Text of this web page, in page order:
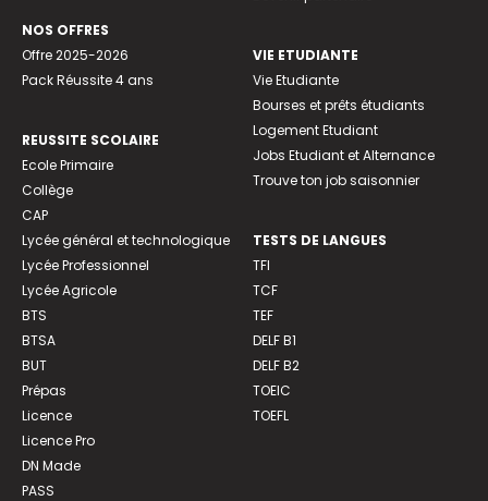
NOS OFFRES
Offre 2025-2026
Pack Réussite 4 ans
REUSSITE SCOLAIRE
Ecole Primaire
Collège
CAP
Lycée général et technologique
Lycée Professionnel
Lycée Agricole
BTS
BTSA
BUT
Prépas
Licence
Licence Pro
DN Made
PASS
VIE ETUDIANTE
Vie Etudiante
Bourses et prêts étudiants
Logement Etudiant
Jobs Etudiant et Alternance
Trouve ton job saisonnier
TESTS DE LANGUES
TFI
TCF
TEF
DELF B1
DELF B2
TOEIC
TOEFL